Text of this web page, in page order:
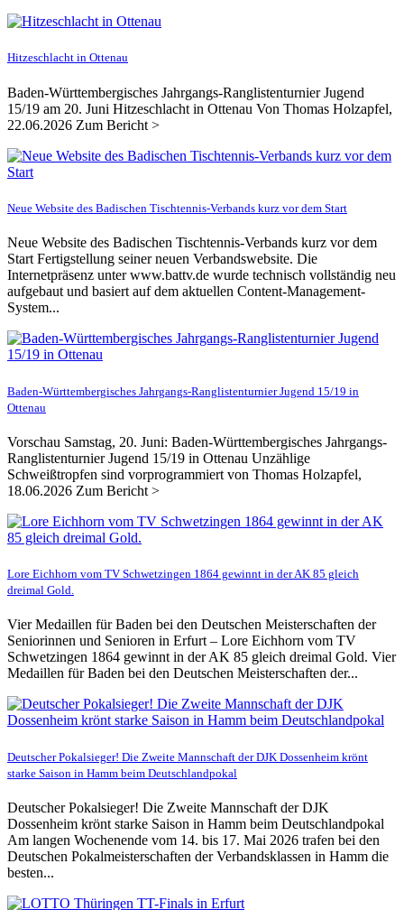
Hitzeschlacht in Ottenau
Baden-Württembergisches Jahrgangs-Ranglistenturnier Jugend
15/19 am 20. Juni Hitzeschlacht in Ottenau Von Thomas Holzapfel,
22.06.2026 Zum Bericht >
Neue Website des Badischen Tischtennis-Verbands kurz vor dem Start
Neue Website des Badischen Tischtennis-Verbands kurz vor dem
Start Fertigstellung seiner neuen Verbandswebsite. Die
Internetpräsenz unter www.battv.de wurde technisch vollständig neu
aufgebaut und basiert auf dem aktuellen Content-Management-
System...
Baden-Württembergisches Jahrgangs-Ranglistenturnier Jugend 15/19 in
Ottenau
Vorschau Samstag, 20. Juni: Baden-Württembergisches Jahrgangs-
Ranglistenturnier Jugend 15/19 in Ottenau Unzählige
Schweißtropfen sind vorprogrammiert von Thomas Holzapfel,
18.06.2026 Zum Bericht >
Lore Eichhorn vom TV Schwetzingen 1864 gewinnt in der AK 85 gleich
dreimal Gold.
Vier Medaillen für Baden bei den Deutschen Meisterschaften der
Seniorinnen und Senioren in Erfurt – Lore Eichhorn vom TV
Schwetzingen 1864 gewinnt in der AK 85 gleich dreimal Gold. Vier
Medaillen für Baden bei den Deutschen Meisterschaften der...
Deutscher Pokalsieger! Die Zweite Mannschaft der DJK Dossenheim krönt
starke Saison in Hamm beim Deutschlandpokal
Deutscher Pokalsieger! Die Zweite Mannschaft der DJK
Dossenheim krönt starke Saison in Hamm beim Deutschlandpokal
Am langen Wochenende vom 14. bis 17. Mai 2026 trafen bei den
Deutschen Pokalmeisterschaften der Verbandsklassen in Hamm die
besten...